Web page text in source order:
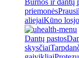
Burnos ir dantų
priemonės
aliejaiKūno
Dantų pastos
skysčiai